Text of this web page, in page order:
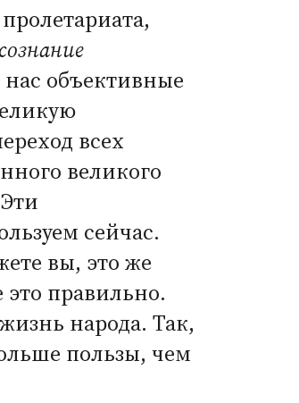
объективные
всех
великого
сейчас.
вы, это же
это правильно.
народа. Так,
пользы, чем